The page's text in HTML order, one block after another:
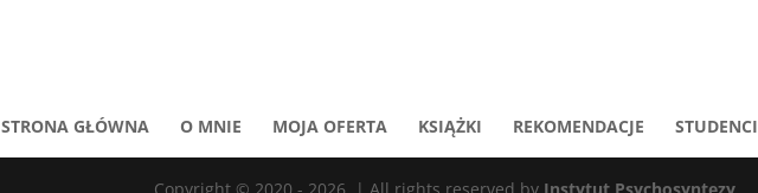
STRONA GŁÓWNA O MNIE MOJA OFERTA KSIĄŻKI REKOMENDACJE STUDENCI